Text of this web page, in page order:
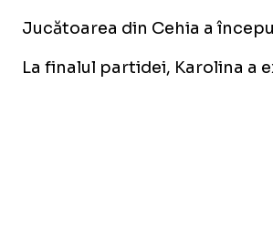
Jucătoarea din Cehia a
La finalul partidei, Karolina a